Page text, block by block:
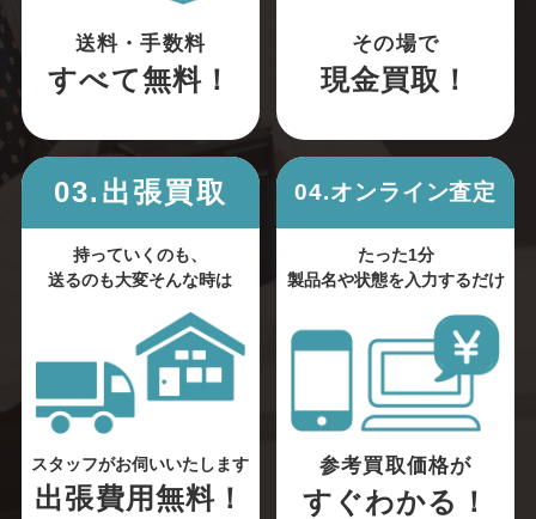
送料・手数料
すべて無料！
その場で
現金買取！
03.出張買取
持っていくのも、
送るのも大変そんな時は
スタッフがお伺いいたします
出張費用無料！
04.オンライン査定
たった1分
製品名や状態を入力するだけ
参考買取価格が
すぐわかる！